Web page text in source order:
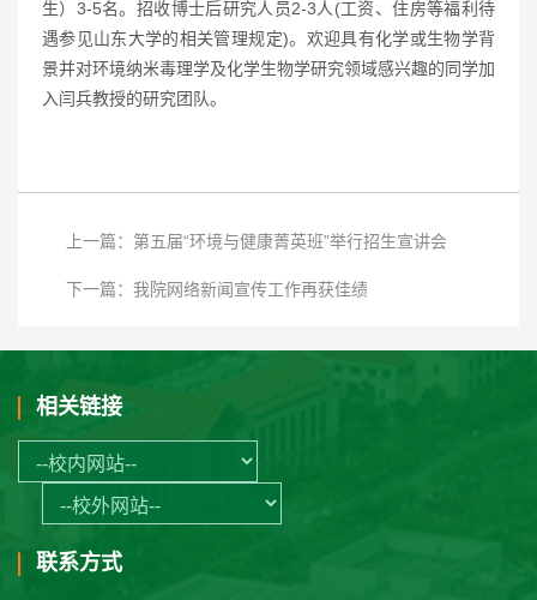
生）3-5名。招收博士后研究人员2-3人(工资、住房等福利待
遇参见山东大学的相关管理规定)。欢迎具有化学或生物学背
景并对环境纳米毒理学及化学生物学研究领域感兴趣的同学加
入闫兵教授的研究团队。
上一篇：第五届“环境与健康菁英班”举行招生宣讲会
下一篇：我院网络新闻宣传工作再获佳绩
相关链接
联系方式